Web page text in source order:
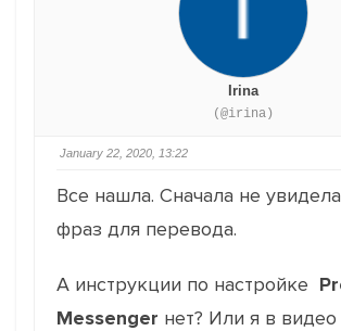
Irina
(@irina)
January 22, 2020, 13:22
Все нашла. Сначала не
фраз для перевода.
А инструкции по настройке
Messenger нет? Или я в видео